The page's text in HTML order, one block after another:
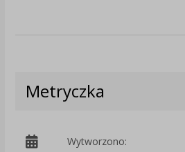
Metryczka
Wytworzono: